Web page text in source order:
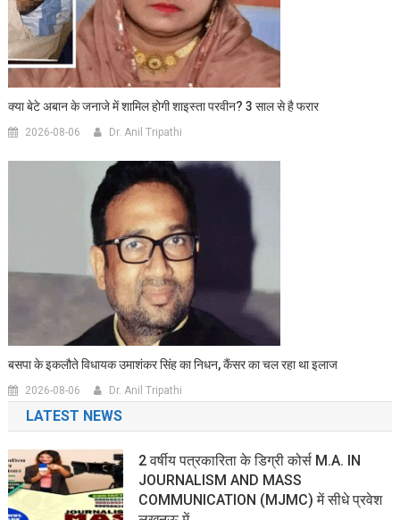
क्या बेटे अबान के जनाजे में शामिल होगी शाइस्ता परवीन? 3 साल से है फरार
2026-08-06 Dr. Anil Tripathi
बसपा के इकलौते विधायक उमाशंकर सिंह का निधन, कैंसर का चल रहा था इलाज
2026-08-06 Dr. Anil Tripathi
LATEST NEWS
2 वर्षीय पत्रकारिता के डिग्री कोर्स M.A. IN
JOURNALISM AND MASS
COMMUNICATION (MJMC) में सीधे प्रवेश